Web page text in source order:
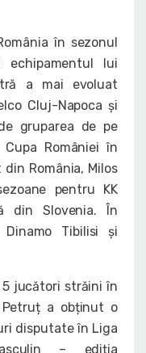
în sezonul
echipamentul lui
a mai evoluat
Cluj-Napoca și
gruparea de pe
României în
România, Milos
pentru KK
din Slovenia. În
Tibilisi și
5 jucători străini în
Petruț a obținut o
disputate în Liga
– ediția